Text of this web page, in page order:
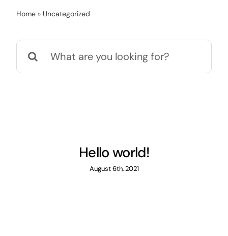
Home» Uncategorized
Search
for:
Hello world!
August 6th, 2021